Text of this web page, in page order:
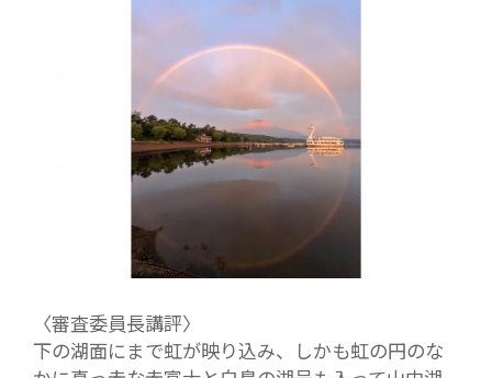
〈審査委員長講評〉
下の湖面にまで虹が映り込み、しかも虹の円のな